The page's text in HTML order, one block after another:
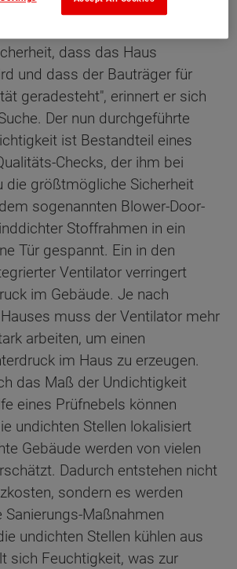
Rücken zu kehren und ein
dass das Haus
und dass der Bauträger für
geradesteht", erinnert er sich
Der nun durchgeführte
ist Bestandteil eines
Checks, der ihm bei
die größtmögliche Sicherheit
sogenannten Blower-Door-
Stoffrahmen in ein
Tür gespannt. Ein in den
Ventilator verringert
im Gebäude. Je nach
muss der Ventilator mehr
arbeiten, um einen
im Haus zu erzeugen.
das Maß der Undichtigkeit
eines Prüfnebels können
undichten Stellen lokalisiert
Gebäude werden von vielen
Dadurch entstehen nicht
sondern es werden
Maßnahmen
undichten Stellen kühlen aus
sich Feuchtigkeit, was zur